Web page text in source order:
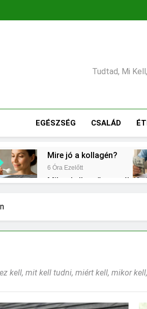
Tudtad, Mi
EGÉSZSÉG CSALÁD
Mire jó a kollagén?
6 Óra Ezelőtt
Mikor kell tetőt cserélni?
Mi kell az
3 Nap Ezelőtt
kell, mit kell tudni, miért kell, mikor